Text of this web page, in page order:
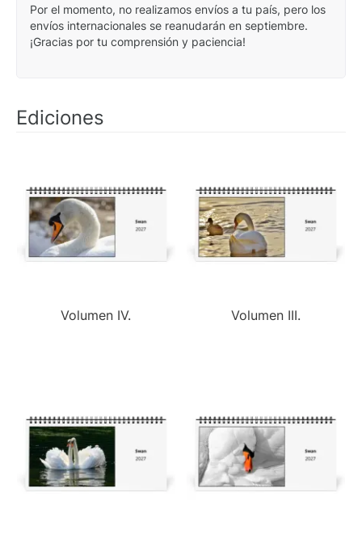
Por el momento, no realizamos envíos a tu país, pero los
envíos internacionales se reanudarán en septiembre.
¡Gracias por tu comprensión y paciencia!
Ediciones
Volumen IV. Volumen III.